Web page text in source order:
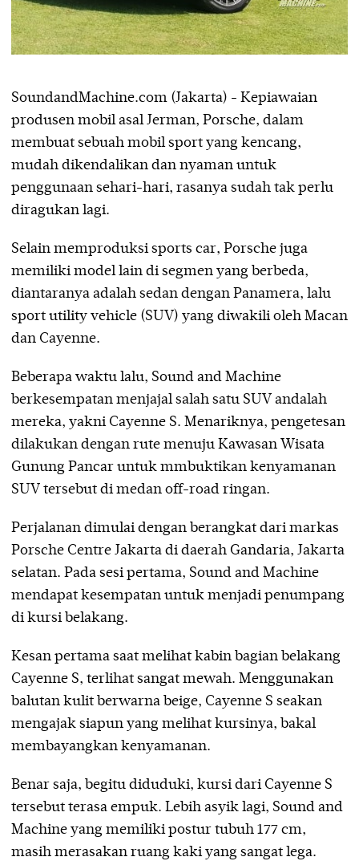
SoundandMachine.com (Jakarta) - Kepiawaian
produsen mobil asal Jerman, Porsche, dalam
membuat sebuah mobil sport yang kencang,
mudah dikendalikan dan nyaman untuk
penggunaan sehari-hari, rasanya sudah tak perlu
diragukan lagi.
Selain memproduksi sports car, Porsche juga
memiliki model lain di segmen yang berbeda,
diantaranya adalah sedan dengan Panamera, lalu
sport utility vehicle (SUV) yang diwakili oleh Macan
dan Cayenne.
Beberapa waktu lalu, Sound and Machine
berkesempatan menjajal salah satu SUV andalah
mereka, yakni Cayenne S. Menariknya, pengetesan
dilakukan dengan rute menuju Kawasan Wisata
Gunung Pancar untuk mmbuktikan kenyamanan
SUV tersebut di medan off-road ringan.
Perjalanan dimulai dengan berangkat dari markas
Porsche Centre Jakarta di daerah Gandaria, Jakarta
selatan. Pada sesi pertama, Sound and Machine
mendapat kesempatan untuk menjadi penumpang
di kursi belakang.
Kesan pertama saat melihat kabin bagian belakang
Cayenne S, terlihat sangat mewah. Menggunakan
balutan kulit berwarna beige, Cayenne S seakan
mengajak siapun yang melihat kursinya, bakal
membayangkan kenyamanan.
Benar saja, begitu diduduki, kursi dari Cayenne S
tersebut terasa empuk. Lebih asyik lagi, Sound and
Machine yang memiliki postur tubuh 177 cm,
masih merasakan ruang kaki yang sangat lega.